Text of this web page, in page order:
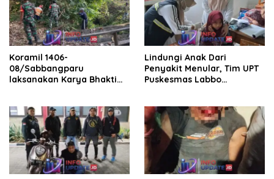
Koramil 1406-
08/Sabbangparu
laksanakan Karya Bhakti
Lindungi Anak Dari
Penyakit Menular, Tim UPT
Puskesmas Labbo